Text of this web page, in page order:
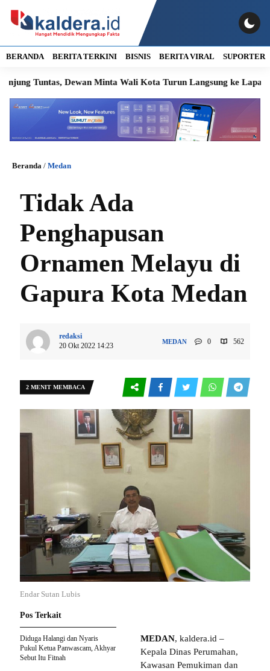
BERANDA BERITA TERKINI BISNIS BERITA VIRAL SUPORTER
Dewan Minta Wali Kota Turun Langsung ke Lapangan
Beranda / Medan
Tidak Ada
Penghapusan
Ornamen Melayu di
Gapura Kota Medan
redaksi
20 Okt 2022 14:23
MEDAN 0 562
2 MENIT MEMBACA
Endar Sutan Lubis
MEDAN, kaldera.id –
Kepala Dinas Perumahan,
Kawasan Pemukiman dan
Pos Terkait
Diduga Halangi dan Nyaris
Pukul Ketua Panwascam, Akhyar
Sebut Itu Fitnah